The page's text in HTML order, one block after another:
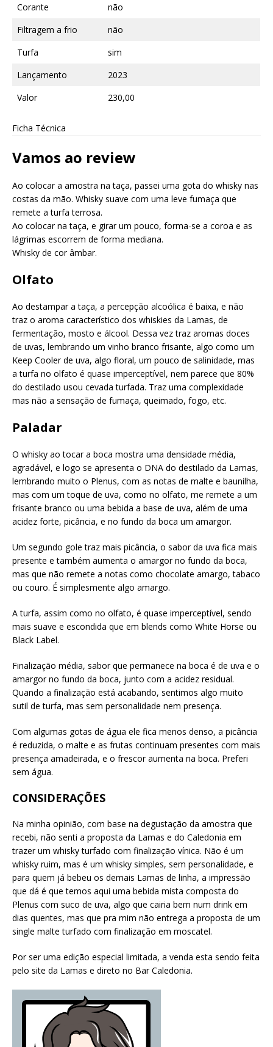
Corante
não
Filtragem a frio
não
Turfa
sim
Lançamento
2023
Valor
230,00
Ficha Técnica
Vamos ao review
Ao colocar a amostra na taça, passei uma gota do whisky nas
costas da mão. Whisky suave com uma leve fumaça que
remete a turfa terrosa.
Ao colocar na taça, e girar um pouco, forma-se a coroa e as
lágrimas escorrem de forma mediana.
Whisky de cor âmbar.
Olfato
Ao destampar a taça, a percepção alcoólica é baixa, e não
traz o aroma característico dos whiskies da Lamas, de
fermentação, mosto e álcool. Dessa vez traz aromas doces
de uvas, lembrando um vinho branco frisante, algo como um
Keep Cooler de uva, algo floral, um pouco de salinidade, mas
a turfa no olfato é quase imperceptível, nem parece que 80%
do destilado usou cevada turfada. Traz uma complexidade
mas não a sensação de fumaça, queimado, fogo, etc.
Paladar
O whisky ao tocar a boca mostra uma densidade média,
agradável, e logo se apresenta o DNA do destilado da Lamas,
lembrando muito o Plenus, com as notas de malte e baunilha,
mas com um toque de uva, como no olfato, me remete a um
frisante branco ou uma bebida a base de uva, além de uma
acidez forte, picância, e no fundo da boca um amargor.
Um segundo gole traz mais picância, o sabor da uva fica mais
presente e também aumenta o amargor no fundo da boca,
mas que não remete a notas como chocolate amargo, tabaco
ou couro. É simplesmente algo amargo.
A turfa, assim como no olfato, é quase imperceptível, sendo
mais suave e escondida que em blends como White Horse ou
Black Label.
Finalização média, sabor que permanece na boca é de uva e o
amargor no fundo da boca, junto com a acidez residual.
Quando a finalização está acabando, sentimos algo muito
sutil de turfa, mas sem personalidade nem presença.
Com algumas gotas de água ele fica menos denso, a picância
é reduzida, o malte e as frutas continuam presentes com mais
presença amadeirada, e o frescor aumenta na boca. Preferi
sem água.
CONSIDERAÇÕES
Na minha opinião, com base na degustação da amostra que
recebi, não senti a proposta da Lamas e do Caledonia em
trazer um whisky turfado com finalização vínica. Não é um
whisky ruim, mas é um whisky simples, sem personalidade, e
para quem já bebeu os demais Lamas de linha, a impressão
que dá é que temos aqui uma bebida mista composta do
Plenus com suco de uva, algo que cairia bem num drink em
dias quentes, mas que pra mim não entrega a proposta de um
single malte turfado com finalização em moscatel.
Por ser uma edição especial limitada, a venda esta sendo feita
pelo site da Lamas e direto no Bar Caledonia.